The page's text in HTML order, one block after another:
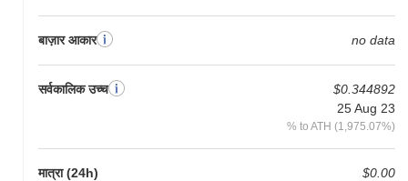
बाज़ार आकार no data
सर्वकालिक उच्च
$0.344892
25 Aug 23
% to ATH (1,975.07%)
मात्रा (24h) $0.00